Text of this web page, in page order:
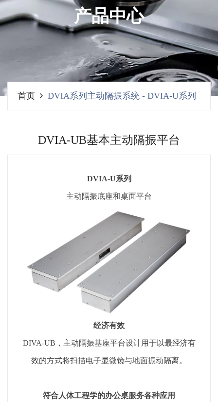
产品中心
首页 DVIA系列主动隔振系统 - DVIA-U系列
DVIA-UB基本主动隔振平台
DVIA-U系列
主动隔振底座和桌面平台
经济有效
DIVA-UB，主动隔振基座平台设计用于以最经济有
效的方式将扫描电子显微镜与地面振动隔离。
符合人体工程学的办公桌服务各种应用